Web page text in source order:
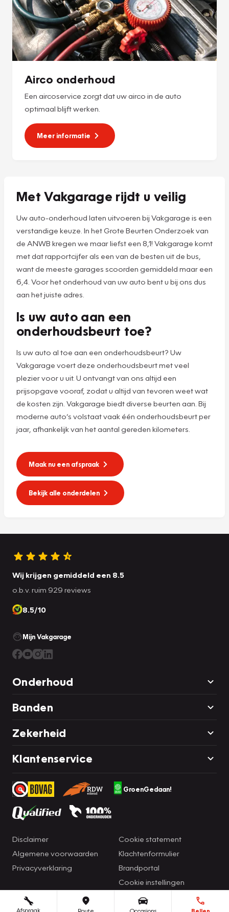
Airco onderhoud
Een aircoservice zorgt dat uw airco in de auto
optimaal blijft werken.
Meer informatie
Met Vakgarage rijdt u veilig
Uw auto-onderhoud laten uitvoeren bij Vakgarage is een
verstandige keuze. In het Grote Beurten Onderzoek van
de ANWB kregen we maar liefst een 8,1! Vakgarage komt
met dat rapportcijfer als een van de besten uit de bus,
want de meeste garages scoorden gemiddeld maar een
6,4. Voor het onderhoud van uw auto bent u bij ons dus
aan het juiste adres.
Is uw auto aan een
onderhoudsbeurt toe?
Is uw auto al toe aan een onderhoudsbeurt? Uw
Vakgarage voert deze onderhoudsbeurt met veel
plezier voor u uit. U ontvangt van ons altijd een
prijsopgave vooraf, zodat u altijd van tevoren weet wat
de kosten zijn. Vakgarage biedt diverse beurten aan. Bij
moderne auto’s volstaat vaak één onderhoudsbeurt per
jaar, afhankelijk van het aantal gereden kilometers.
Maak nu een afspraak
Bekijk alle onderdelen
Afspraak
Wij krijgen gemiddeld een 8.5
o.b.v. ruim 929 reviews
8.5/10
Mijn Vakgarage
Onderhoud
Banden
Zekerheid
Klantenservice
GroenGedaan!
Disclaimer
Algemene voorwaarden
Privacyverklaring
Cookie statement
Klachtenformulier
Brandportal
Cookie instellingen